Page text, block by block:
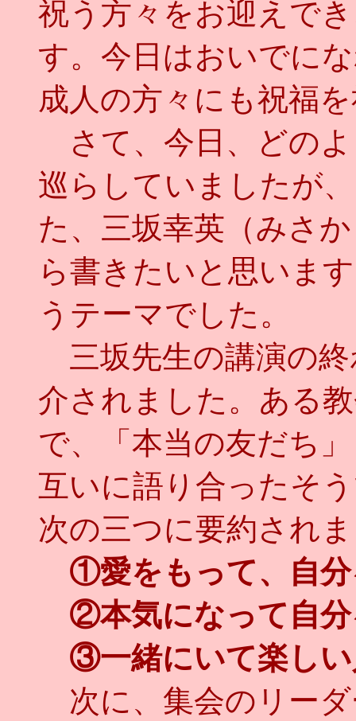
祝う方々をお迎えで
す。今日はおいでに
成人の方々にも祝福
さて、今日、どの
巡らしていましたが
た、三坂幸英（みさ
ら書きたいと思いま
うテーマでした。
三坂先生の講演の
介されました。ある
で、「本当の友だち
互いに語り合ったそ
次の三つに要約され
①愛をもって、自
②本気になって自分
③一緒にいて楽しい
次に、集会のリー